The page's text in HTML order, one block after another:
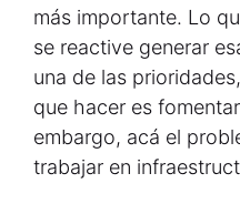
más importante. Lo
se reactive generar
una de las
que hacer es
embargo, acá el
trabajar en